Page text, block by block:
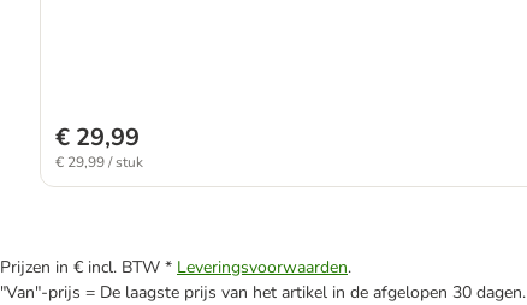
€ 29,99
€ 29,99 / stuk
Prijzen in € incl. BTW * Leveringsvoorwaarden.
"Van"-prijs = De laagste prijs van het artikel in de afgelopen 30 dagen.